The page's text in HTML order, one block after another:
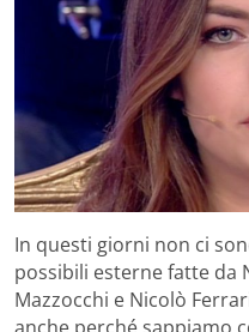
In questi giorni non ci
possibili esterne fatte da
Mazzocchi e Nicolò